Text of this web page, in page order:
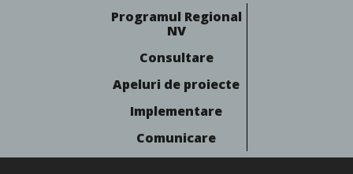
Programul Regional
NV
Consultare
Apeluri de proiecte
Implementare
Comunicare